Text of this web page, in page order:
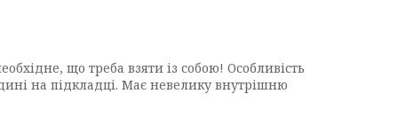
що треба взяти із собою! Особливість
на підкладці. Має невелику внутрішню